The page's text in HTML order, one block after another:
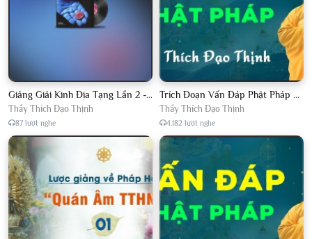
Giảng Giải Kinh Địa Tạng Lần 2 - Thầy Thích Đạo Thịnh - Diệu Pháp Khai Tâm
Thầy Thích Đạo Thịnh
87 lượt nghe
Trích Đoạn Vấn Đáp Phật Pháp 2022
Thầy Thích Đạo Thịnh
4.182 lượt nghe